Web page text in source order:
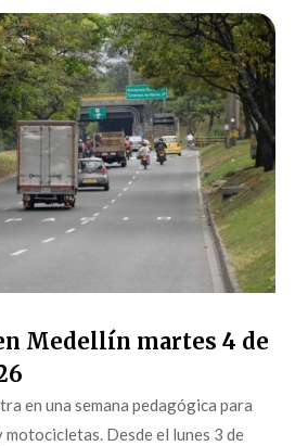
Medellín martes 4 de
en una semana pedagógica para
Desde el lunes 3 de